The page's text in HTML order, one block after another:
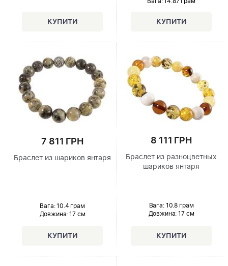
7 811 ГРН
Браслет из шариков янтаря
Вага: 10.4 грам
Довжина: 17 см
8 111 ГРН
Браслет из разноцветных
шариков янтаря
Вага: 10.8 грам
Довжина: 17 см